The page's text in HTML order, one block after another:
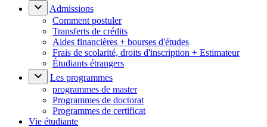
Admissions
Comment postuler
Transferts de crédits
Aides financières + bourses d'études
Frais de scolarité, droits d'inscription + Estimateur
Étudiants étrangers
Les programmes
programmes de master
Programmes de doctorat
Programmes de certificat
Vie étudiante